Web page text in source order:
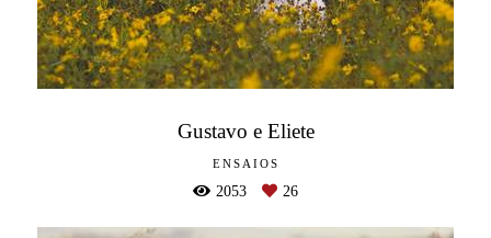
Gustavo e Eliete
ENSAIOS
2053 26